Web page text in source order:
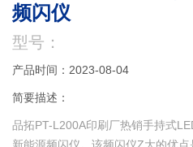
频闪仪
型号：
产品时间：2023-08-04
简要描述：
品拓PT-L200A印刷厂热销手持式